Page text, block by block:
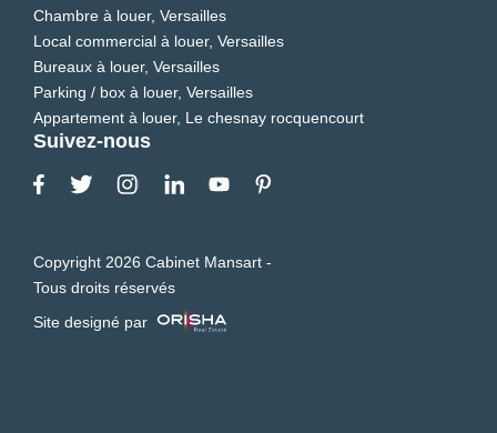
Chambre à louer, Versailles
Local commercial à louer, Versailles
Bureaux à louer, Versailles
Parking / box à louer, Versailles
Appartement à louer, Le chesnay rocquencourt
Suivez-nous
Copyright 2026 Cabinet Mansart -
Tous droits réservés
Site designé par